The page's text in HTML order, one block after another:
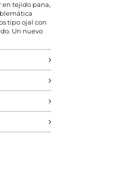
en tejido pana,
tipo ojal con
Un nuevo